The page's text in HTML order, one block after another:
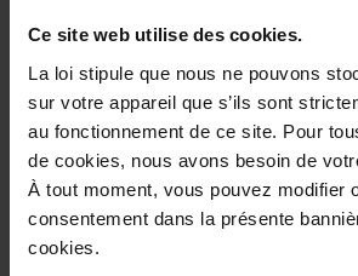
Ce site web utilise des cookies.
La loi stipule que nous ne pouvons
sur votre appareil que s’ils sont
au fonctionnement de ce site. Pour
de cookies, nous avons besoin de
À tout moment, vous pouvez modifier
consentement dans la présente
cookies.
Retour gratuit dans votre magasin
Description